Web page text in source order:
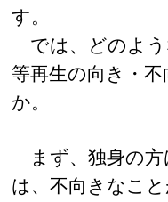
す。
では、どのよう
等再生の向き・
か。
まず、独身の方
は、不向きなこ